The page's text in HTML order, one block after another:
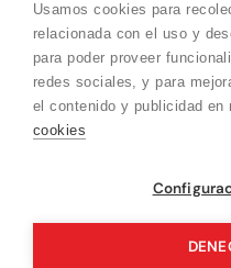
Usamos cookies para
relacionada con el uso y
para poder proveer
redes sociales, y para
el contenido y publicidad en
cookies
Vuelvo en un
nuestro horario